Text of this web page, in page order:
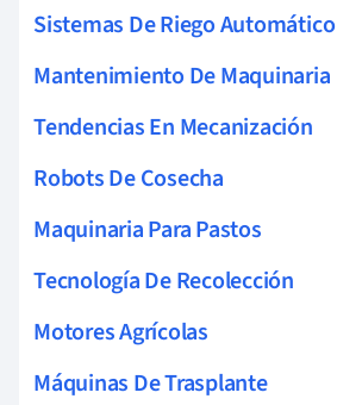
Sistemas De Riego Automático
Mantenimiento De Maquinaria
Tendencias En Mecanización
Robots De Cosecha
Maquinaria Para Pastos
Tecnología De Recolección
Motores Agrícolas
Máquinas De Trasplante